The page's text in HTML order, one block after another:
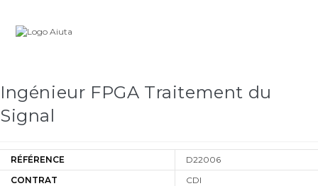
content
Carrière
Ingénieur FPGA Traitement du
Signal
RÉFÉRENCE
D22006
CONTRAT
CDI